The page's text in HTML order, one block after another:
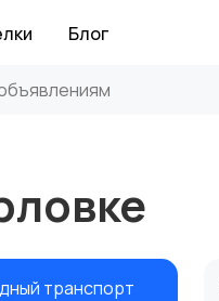
Блог
транспорт